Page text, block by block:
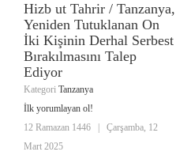
Hizb ut Tahrir / Tanzanya,
Yeniden Tutuklanan On
İki Kişinin Derhal Serbest
Bırakılmasını Talep
Ediyor
Kategori Tanzanya
İlk yorumlayan ol!
12 Ramazan 1446
Çarşamba, 12
Mart 2025